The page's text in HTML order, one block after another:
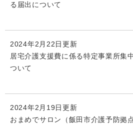
る届出について
2024年2月22日更新
居宅介護支援費に係る特定事業所集
ついて
2024年2月19日更新
おまめでサロン（飯田市介護予防拠